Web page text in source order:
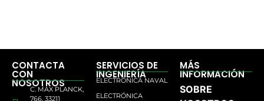
CONTACTA
CON
NOSOTROS
C. MAX PLANCK,
766, 33211
SERVICIOS DE
INGENIERÍA
ELECTRÓNICA NAVAL
ELECTRÓNICA
MÁS
INFORMACIÓN
SOBRE